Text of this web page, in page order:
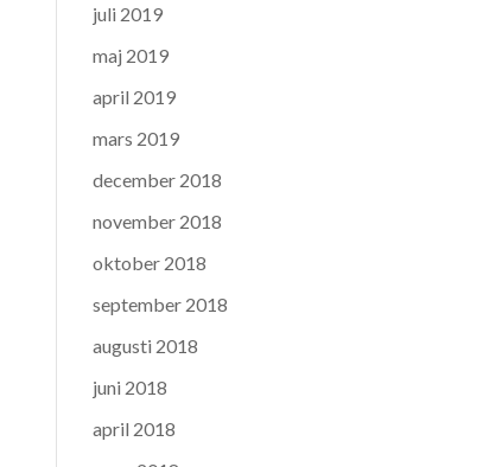
juli 2019
maj 2019
april 2019
mars 2019
december 2018
november 2018
oktober 2018
september 2018
augusti 2018
juni 2018
april 2018